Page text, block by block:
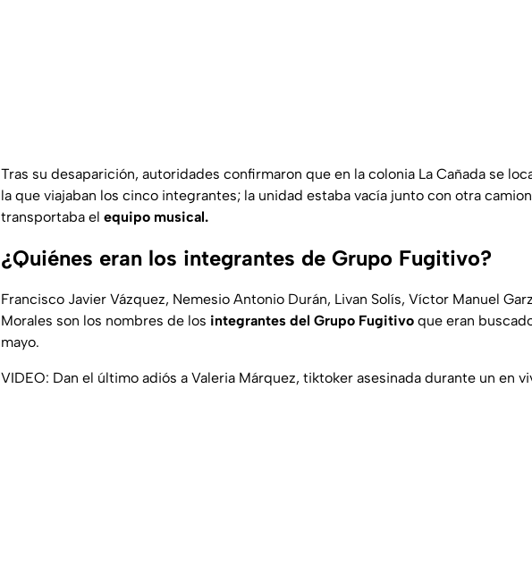
Tras su desaparición, autoridades confirmaron que en la colonia La Cañada se
la que viajaban los cinco integrantes; la unidad estaba vacía junto con otra
transportaba el equipo musical.
¿Quiénes eran los integrantes de Grupo Fugitivo?
Francisco Javier Vázquez, Nemesio Antonio Durán, Livan Solís, Víctor Manuel
Morales son los nombres de los integrantes del Grupo Fugitivo que eran
mayo.
VIDEO: Dan el último adiós a Valeria Márquez, tiktoker asesinada durante un en